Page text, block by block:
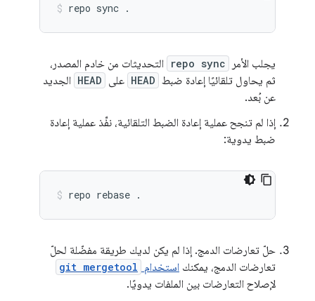
repo sync .
يجلب الأمر repo sync
التحديثات من خادم المصدر،
ثم يحاول تلقائيًا إعادة ضبط HEAD على HEAD الجديد
عن بُعد.
إذا لم تنجح عملية إعادة الضبط التلقائية، نفِّذ عملية إعادة
ضبط يدوية:
repo rebase .
حلّ تعارضات الدمج. إذا لم يكن لديك طريقة مفضّلة لحلّ
تعارضات الدمج، يمكنك استخدام git mergetool
لإصلاح التعارضات بين الملفات يدويًا.